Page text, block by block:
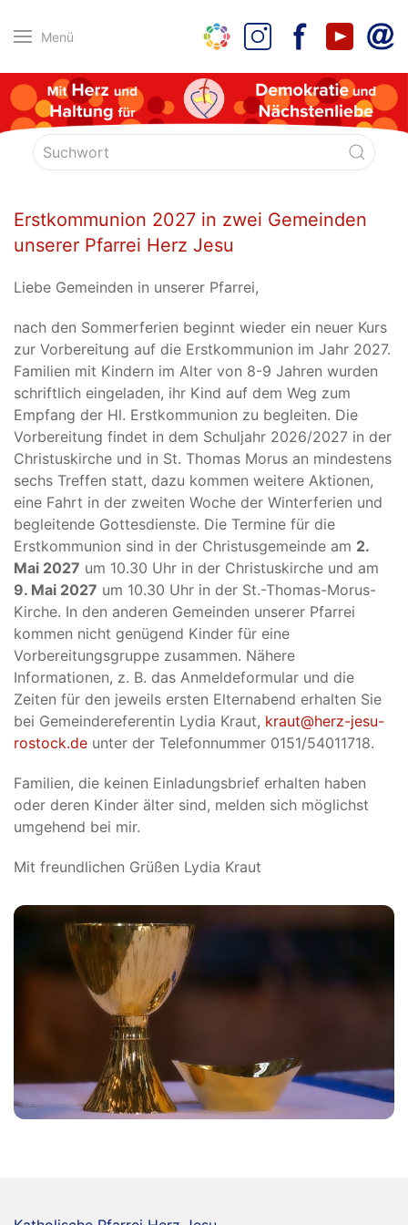
Menü
Erstkommunion 2027 in zwei Gemeinden
unserer Pfarrei Herz Jesu
Liebe Gemeinden in unserer Pfarrei,
nach den Sommerferien beginnt wieder ein neuer Kurs
zur Vorbereitung auf die Erstkommunion im Jahr 2027.
Familien mit Kindern im Alter von 8-9 Jahren wurden
schriftlich eingeladen, ihr Kind auf dem Weg zum
Empfang der Hl. Erstkommunion zu begleiten. Die
Vorbereitung findet in dem Schuljahr 2026/2027 in der
Christuskirche und in St. Thomas Morus an mindestens
sechs Treffen statt, dazu kommen weitere Aktionen,
eine Fahrt in der zweiten Woche der Winterferien und
begleitende Gottesdienste. Die Termine für die
Erstkommunion sind in der Christusgemeinde am 2.
Mai 2027 um 10.30 Uhr in der Christuskirche und am
9. Mai 2027 um 10.30 Uhr in der St.-Thomas-Morus-
Kirche. In den anderen Gemeinden unserer Pfarrei
kommen nicht genügend Kinder für eine
Vorbereitungsgruppe zusammen. Nähere
Informationen, z. B. das Anmeldeformular und die
Zeiten für den jeweils ersten Elternabend erhalten Sie
bei Gemeindereferentin Lydia Kraut, kraut@herz-jesu-
rostock.de unter der Telefonnummer 0151/54011718.
Familien, die keinen Einladungsbrief erhalten haben
oder deren Kinder älter sind, melden sich möglichst
umgehend bei mir.
Mit freundlichen Grüßen Lydia Kraut